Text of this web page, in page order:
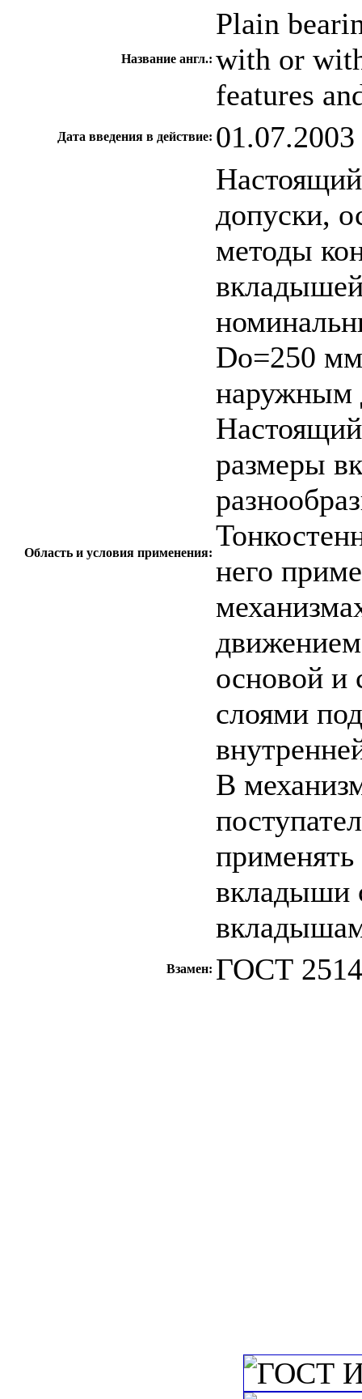
Название англ.:
Plain
with or
features
Дата введения в действие: 01.07.2003
Область и условия применения:
Настоящий
допуски,
методы
Dо=250
наружным
Настоящий
размеры
него
движением
основой и
слоями
В
вкладыши
Взамен: ГОСТ